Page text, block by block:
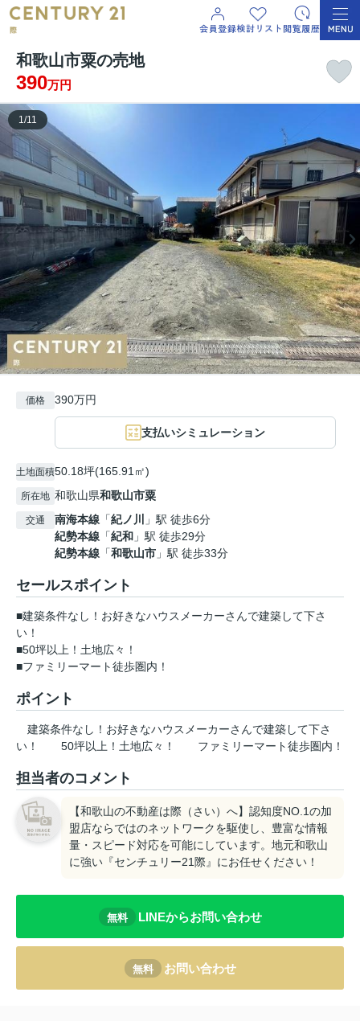
和歌山市粟の売地
390万円
1/11
価格 390万円
支払いシミュレーション
土地面積50.18坪(165.91㎡)
所在地 和歌山県和歌山市粟
交通 南海本線 「紀ノ川
」駅 徒歩6分
紀勢本線 「紀和 」駅 徒歩29分
紀勢本線 「和歌山市 」駅 徒歩33分
セールスポイント
■建築条件なし！お好きなハウスメーカーさんで建築して下さ
い！
■50坪以上！土地広々！
■ファミリーマート徒歩圏内！
ポイント
建築条件なし！お好きなハウスメーカーさんで建築して下さ
い！
50坪以上！土地広々！ ファミリーマート徒歩圏内！
担当者のコメント
【和歌山の不動産は際（さい）へ】認知度NO.1の加
盟店ならではのネットワークを駆使し、豊富な情報
量・スピード対応を可能にしています。地元和歌山
に強い『センチュリー21際』にお任せください！
無料 LINEからお問い合わせ
無料 お問い合わせ